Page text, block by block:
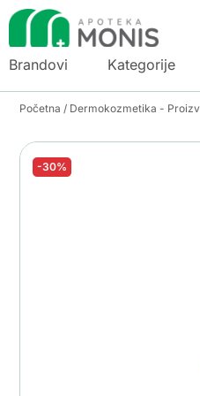
Brandovi Kategorije
Početna / Dermokozmetika -
-30%